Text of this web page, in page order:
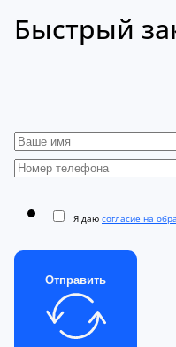
Быстрый
Я даю согласие на
Отправить